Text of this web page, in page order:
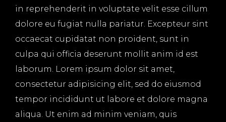
in reprehenderit in voluptate velit esse cillum
dolore eu fugiat nulla pariatur. Excepteur sint
occaecat cupidatat non proident, sunt in
culpa qui officia deserunt mollit anim id est
laborum. Lorem ipsum dolor sit amet,
consectetur adipisicing elit, sed do eiusmod
tempor incididunt ut labore et dolore magna
aliqua. Ut enim ad minim veniam, quis